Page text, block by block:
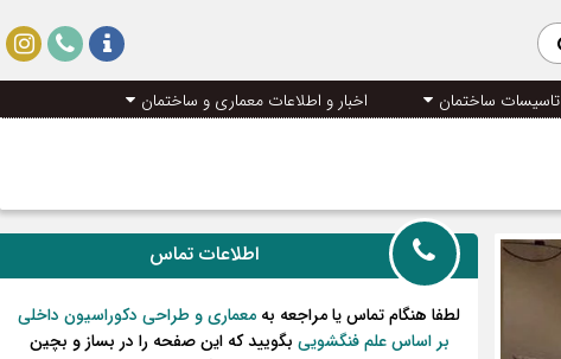
تاسیسات ساختمان اخبار و اطلاعات معماری و ساختمان
اطلاعات تماس
لطفا هنگام تماس یا مراجعه به معماری و طراحی دکوراسیون داخلی
بر اساس علم فنگشویی بگویید که این صفحه را در بساز و بچین